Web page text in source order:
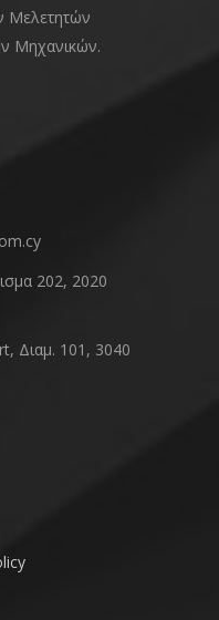
Μελετητών
Μηχανικών.
202, 2020
Διαμ. 101, 3040